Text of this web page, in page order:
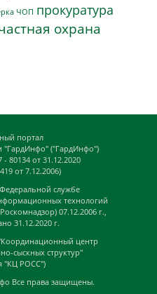
ЧОП прокуратура
охрана
портал
"ГардИнфо" ("ГардИнфо")
от 31.12.2020
от 7.12.2006)
службе
технологий
07.12.2006 г.,
31.12.2020 г.
центр
сыскных структур"
"КЦ РОСС")
Все права защищены.